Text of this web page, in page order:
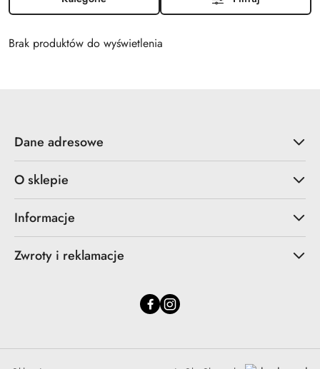
Brak produktów do wyświetlenia
Dane adresowe
O sklepie
Informacje
Zwroty i reklamacje